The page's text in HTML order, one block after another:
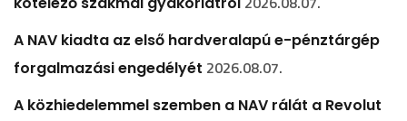
A NAV kiadta az első hardveralapú e-pénztárgép
forgalmazási engedélyét 2026.08.07.
A közhiedelemmel szemben a NAV rálát a Revolut